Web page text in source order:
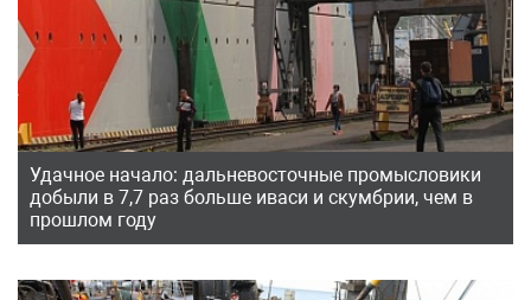
Удачное начало: дальневосточные промысловики
добыли в 7,7 раз больше иваси и скумбрии, чем в
прошлом году